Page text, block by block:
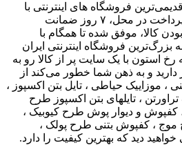
فروشگاه های اینترنتی با
پایبندی به سه اصل کلیدی، پرداخت در محل، ۷ روز ضمانت
کالا، موفق شده تا همگام با
بزرگ‌ترین فروشگاه اینترنتی ایران
استون با یک سایت پر از کالا رو به
دارید و به ذهن شما خطور می‌کند از
، موزاییک حیاطی ، تایل بتن اکسپوز ،
، تایلهای بتن اکسپوز طرح
کفپوش و دیوار پوش طرح کیوبیک ،
موج ، کفپوش بتنی طرح پولک ،
دید که بهترین کیفیت را دارد.